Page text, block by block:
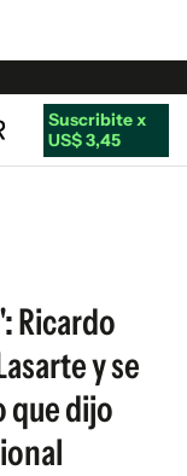
Suscribite x
US$ 3,45
Ricardo
y se
que dijo